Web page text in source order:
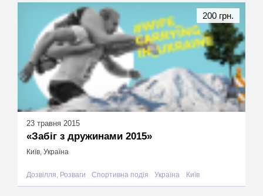
23 травня 2015
«Забіг з дружинами 2015»
Київ, Україна
Дозвілля, Розваги Спортивна подія Україна Київ
200 грн.